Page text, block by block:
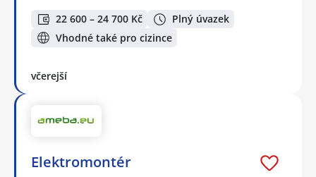
22 600 – 24 700 Kč
Plný úvazek
Vhodné také pro cizince
včerejší
Elektromontér